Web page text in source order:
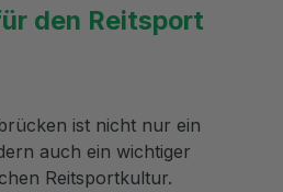
den Reitsport
ist nicht nur ein
auch ein wichtiger
Reitsportkultur.